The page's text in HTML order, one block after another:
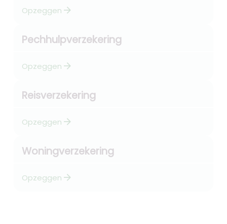
Opzeggen arrow_forward
Pechhulpverzekering
Opzeggen arrow_forward
Reisverzekering
Opzeggen arrow_forward
Woningverzekering
Opzeggen arrow_forward